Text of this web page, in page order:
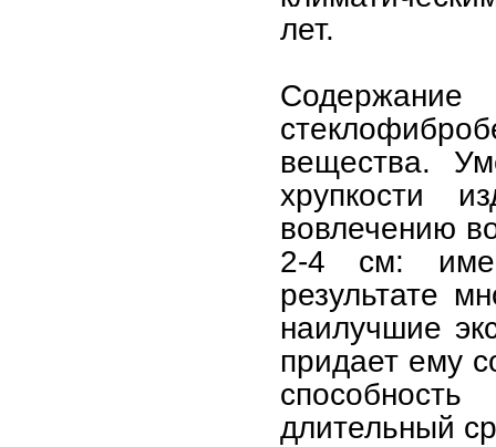
лет.
вещества.
хрупкости
вовлечению
2-4 см:
результате
наилучшие
придает ему
длительный